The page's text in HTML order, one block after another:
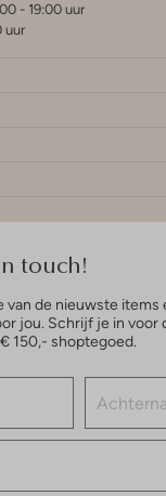
- 19:00 uur
uur
touch!
van de nieuwste items
jou. Schrijf je in voor
150,- shoptegoed.